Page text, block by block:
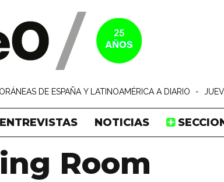
DE ESPAÑA Y LATINOAMÉRICA A DIARIO -
ENTREVISTAS NOTICIAS
Room